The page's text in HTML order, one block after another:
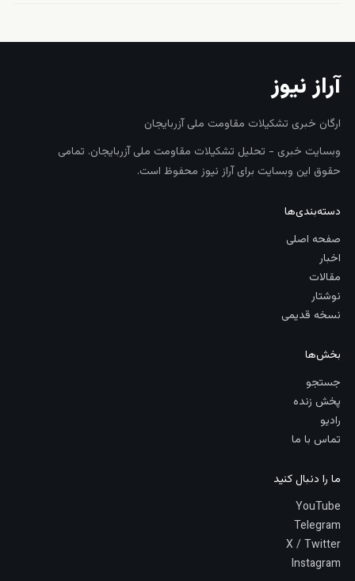
آراز نیوز
ارگان خبری تشکیلات مقاومت ملی آزربایجان
وبسایت خبری - تحلیل تشکیلات مقاومت ملی آزربایجان. تمامی
حقوق این وبسایت برای آراز نیوز محفوظ است.
دسته‌بندی‌ها
صفحه اصلی
اخبار
مقالات
نوشتار
نسخه قدیمی
بخش‌ها
جستجو
پخش زنده
رادیو
تماس با ما
ما را دنبال کنید
YouTube
Telegram
X / Twitter
Instagram